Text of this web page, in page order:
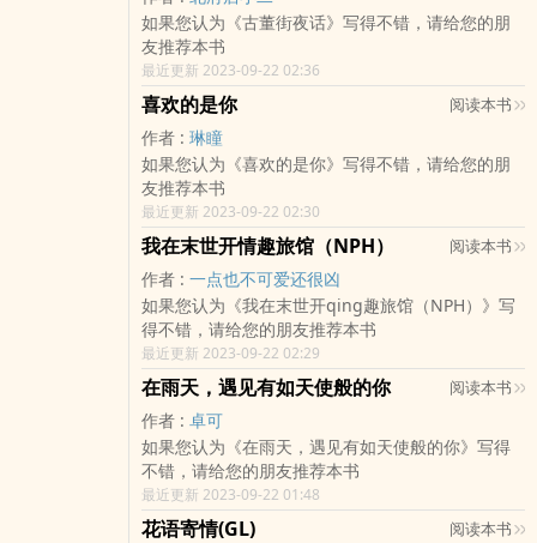
如果您认为《古董街夜话》写得不错，请给您的朋
友推荐本书
最近更新 2023-09-22 02:36
喜欢的是你 阅读本书
作者 : 琳瞳
如果您认为《喜欢的是你》写得不错，请给您的朋
友推荐本书
最近更新 2023-09-22 02:30
我在末世开情趣旅馆（NPH） 阅读本书
作者 : 一点也不可爱还很凶
如果您认为《我在末世开qing趣旅馆（NPH）》写
得不错，请给您的朋友推荐本书
最近更新 2023-09-22 02:29
在雨天，遇见有如天使般的你 阅读本书
作者 : 卓可
如果您认为《在雨天，遇见有如天使般的你》写得
不错，请给您的朋友推荐本书
最近更新 2023-09-22 01:48
花语寄情(GL) 阅读本书